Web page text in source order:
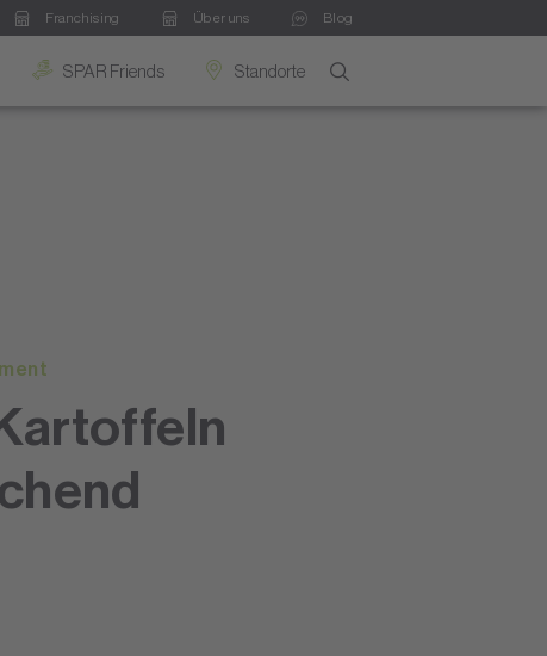
Franchising Über uns Blog
SPAR Friends Standorte